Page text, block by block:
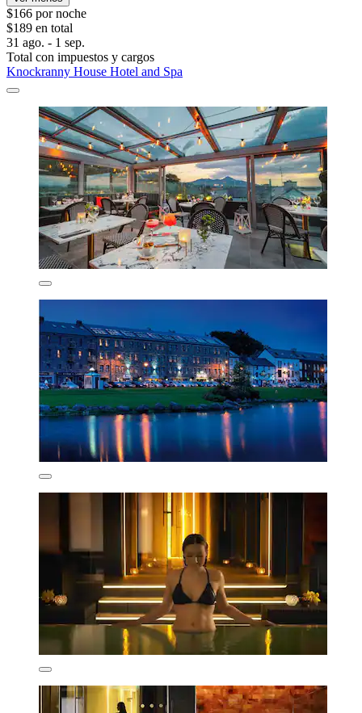
$166 por noche
$189 en total
31 ago. - 1 sep.
Total con impuestos y cargos
Knockranny House Hotel and Spa